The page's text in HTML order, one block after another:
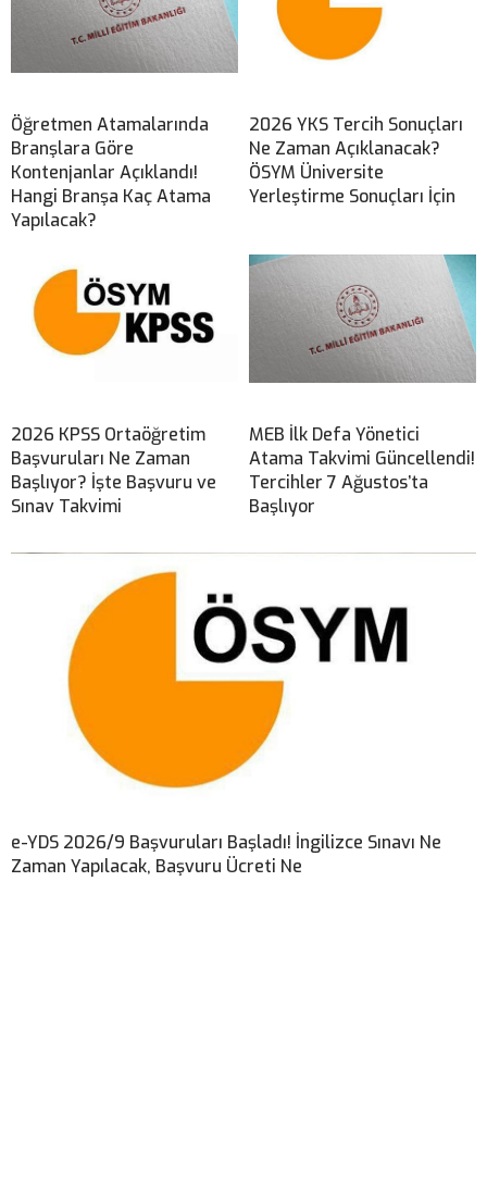
Öğretmen Atamalarında
Branşlara Göre
Kontenjanlar Açıklandı!
Hangi Branşa Kaç Atama
Yapılacak?
2026 YKS Tercih Sonuçları
Ne Zaman Açıklanacak?
ÖSYM Üniversite
Yerleştirme Sonuçları İçin
2026 KPSS Ortaöğretim
Başvuruları Ne Zaman
Başlıyor? İşte Başvuru ve
Sınav Takvimi
MEB İlk Defa Yönetici
Atama Takvimi Güncellendi!
Tercihler 7 Ağustos’ta
Başlıyor
e-YDS 2026/9 Başvuruları Başladı! İngilizce Sınavı Ne
Zaman Yapılacak, Başvuru Ücreti Ne